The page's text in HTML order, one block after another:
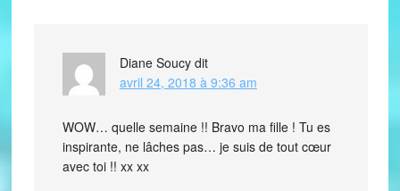
Diane Soucy dit
avril 24, 2018 à 9:36 am
WOW… quelle semaine !! Bravo ma fille ! Tu es
inspirante, ne lâches pas… je suis de tout cœur
avec toi !! xx xx